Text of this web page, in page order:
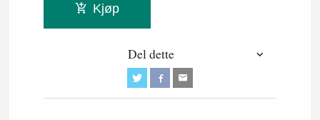
Kjøp
Del dette